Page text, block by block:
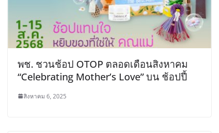
พช. ชวนช้อป OTOP ตลอดเดือนสิงหาคม
“Celebrating Mother’s Love” บน ช้อปปี้
สิงหาคม 6, 2025